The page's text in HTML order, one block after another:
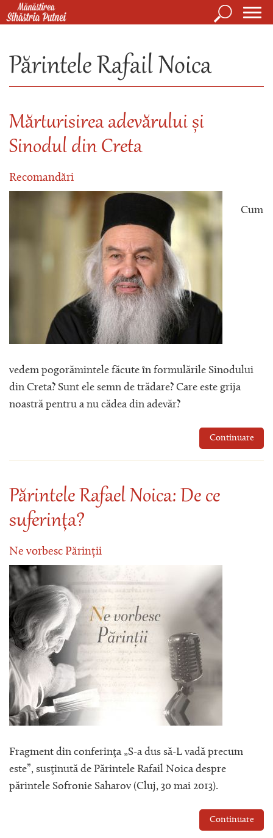
Mergi la conţinutul principal
Căutare
Părintele Rafail Noica
Mărturisirea adevărului și
Sinodul din Creta
Recomandări
Cum
vedem pogorămintele făcute în formulările Sinodului
din Creta? Sunt ele semn de trădare? Care este grija
noastră pentru a nu cădea din adevăr?
Continuare
Părintele Rafael Noica: De ce
suferinţa?
Ne vorbesc Părinții
Fragment din conferinţa „S-a dus să-L vadă precum
este”, susţinută de Părintele Rafail Noica despre
părintele Sofronie Saharov (Cluj, 30 mai 2013).
Continuare